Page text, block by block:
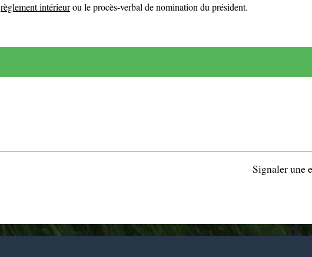
règlement intérieurou le procès-verbal de nomination du président.
Signaler une